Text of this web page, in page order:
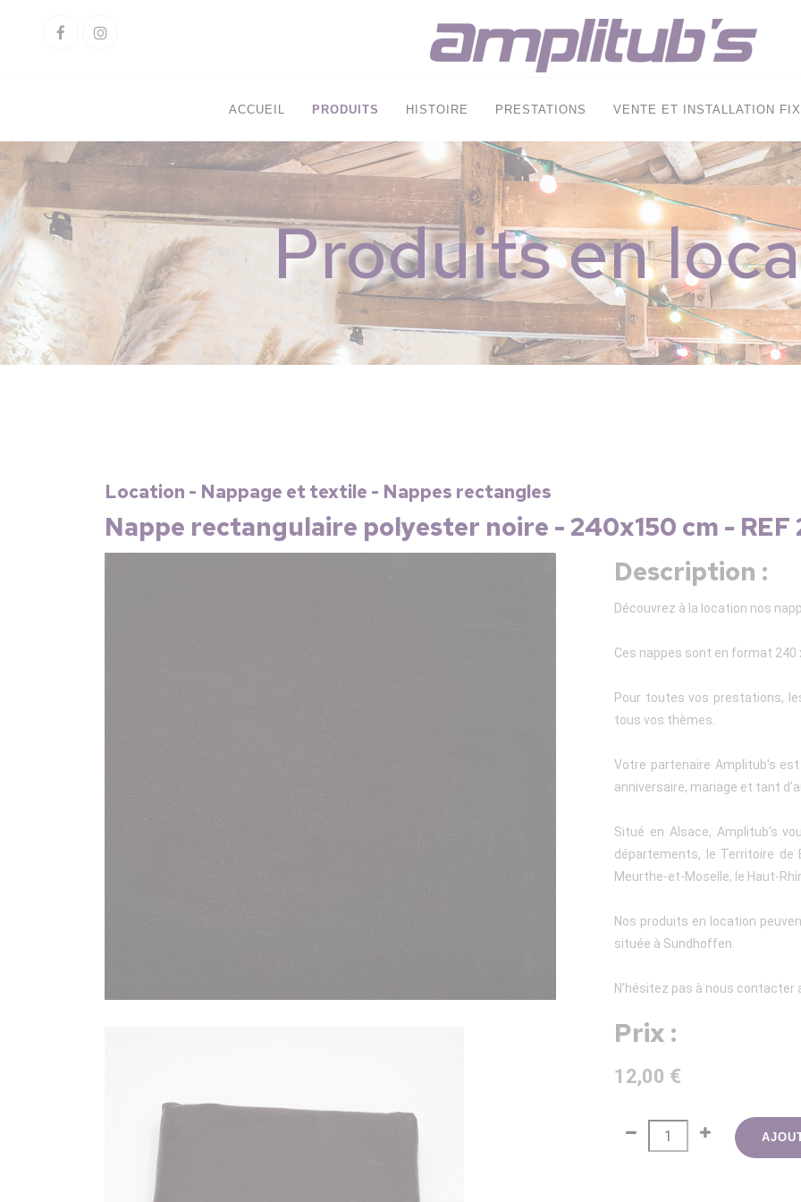
FacebookInstagram
ACCUEIL PRODUITS HISTOIRE PRESTATIONS VENTE ET INSTALLATION
Produits en
Location - Nappage et textile - Nappes rectangles
Nappe rectangulaire polyester noire - 240x150 cm - REF
Description :
Découvrez à la location nos
Ces nappes sont en format 240
Pour toutes vos prestations,
tous vos thèmes.
Votre partenaire Amplitub's
anniversaire, mariage et tant
Situé en Alsace, Amplitub’s
départements, le Territoire
Meurthe-et-Moselle, le Haut-
Nos produits en location
située à Sundhoffen.
N’hésitez pas à nous contacter
Prix :
12,00 €